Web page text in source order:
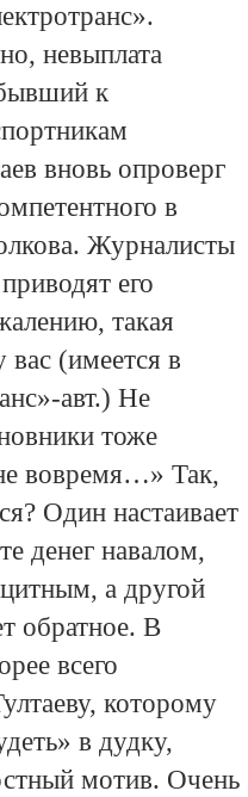
невыплата
к
вновь опроверг
в
Журналисты
его
такая
вас (имеется в
авт.) Не
тоже
вовремя…» Так,
Один настаивает
денег навалом,
а другой
обратное. В
всего
которому
в дудку,
мотив. Очень